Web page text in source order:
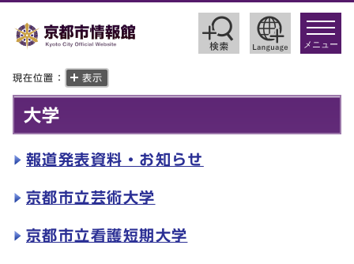
toggle
メニュー
現在位置： 表示
大学
報道発表資料・お知らせ
京都市立芸術大学
京都市立看護短期大学